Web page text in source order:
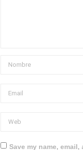
Save my name,